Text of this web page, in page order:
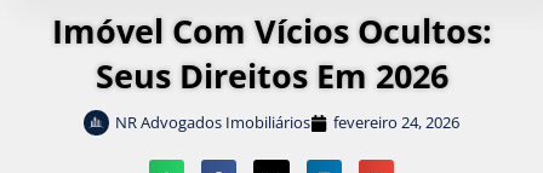
Imóvel Com Vícios Ocultos:
Seus Direitos Em 2026
NR Advogados Imobiliários fevereiro 24, 2026